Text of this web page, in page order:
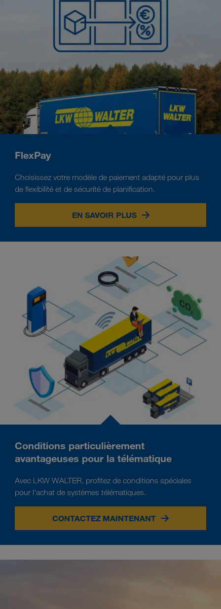
FlexPay
Choisissez votre modèle de paiement adapté pour plus
de flexibilité et de sécurité de planification.
EN SAVOIR PLUS
Conditions particulièrement
avantageuses pour la télématique
Avec LKW WALTER, profitez de conditions spéciales
pour l'achat de systèmes télématiques.
CONTACTEZ MAINTENANT